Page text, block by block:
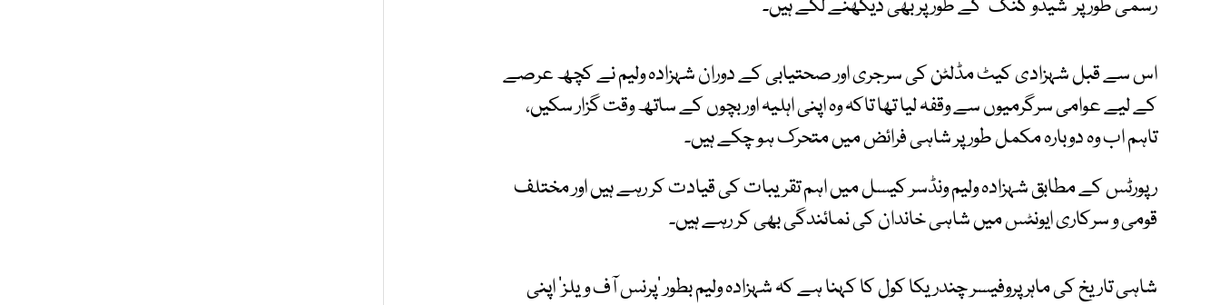
رسمی طور پر ’شیڈو کنگ‘ کے طور پر بھی دیکھنے لگے ہیں۔
اس سے قبل شہزادی کیٹ مڈلٹن کی سرجری اور صحتیابی کے دوران شہزادہ ولیم نے کچھ عرصے
کے لیے عوامی سرگرمیوں سے وقفہ لیا تھا تاکہ وہ اپنی اہلیہ اور بچوں کے ساتھ وقت گزار سکیں،
تاہم اب وہ دوبارہ مکمل طور پر شاہی فرائض میں متحرک ہو چکے ہیں۔
رپورٹس کے مطابق شہزادہ ولیم ونڈسر کیسل میں اہم تقریبات کی قیادت کر رہے ہیں اور مختلف
قومی و سرکاری ایونٹس میں شاہی خاندان کی نمائندگی بھی کر رہے ہیں۔
شاہی تاریخ کی ماہر پروفیسر چندریکا کول کا کہنا ہے کہ شہزادہ ولیم بطور ’پرنس آف ویلز‘ اپنی